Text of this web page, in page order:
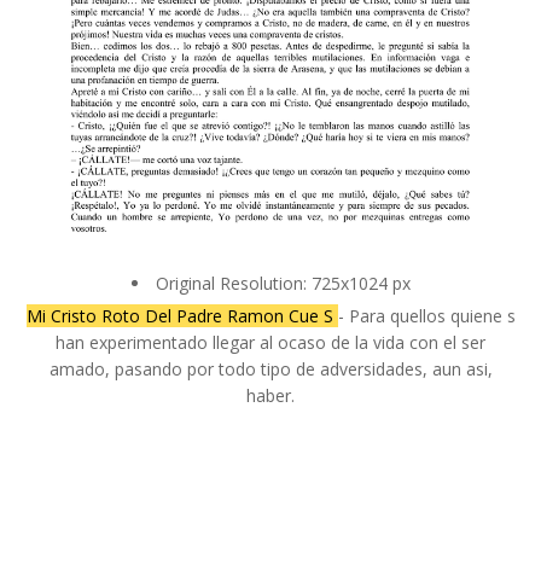
Original Resolution: 725x1024 px
Mi Cristo Roto Del Padre Ramon Cue S - Para quellos quiene s
han experimentado llegar al ocaso de la vida con el ser
amado, pasando por todo tipo de adversidades, aun asi,
haber.